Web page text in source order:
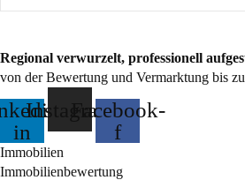
Regional verwurzelt, professionell
von der Bewertung und Vermarktung bis
in
InstagramFacebook-
f
Immobilien
Immobilienbewertung